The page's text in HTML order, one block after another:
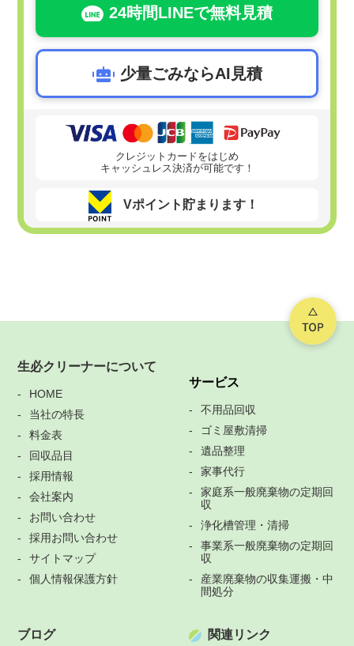
24時間LINEで無料見積
少量ごみならAI見積
クレジットカードをはじめ
キャッシュレス決済が可能です！
Vポイント貯まります！
生必クリーナーについて
HOME
当社の特長
料金表
回収品目
採用情報
会社案内
お問い合わせ
採用お問い合わせ
サイトマップ
個人情報保護方針
サービス
不用品回収
ゴミ屋敷清掃
遺品整理
家事代行
家庭系一般廃棄物の定期回
収
浄化槽管理・清掃
事業系一般廃棄物の定期回
収
産業廃棄物の収集運搬・中
間処分
ブログ 関連リンク